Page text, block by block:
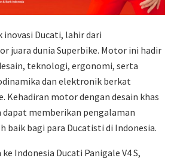
inovasi Ducati, lahir dari
juara dunia Superbike. Motor ini hadir
teknologi, ergonomi, serta
dan elektronik berkat
Kehadiran motor dengan desain khas
dapat memberikan pengalaman
baik bagi para Ducatisti di Indonesia.
Indonesia Ducati Panigale V4 S,